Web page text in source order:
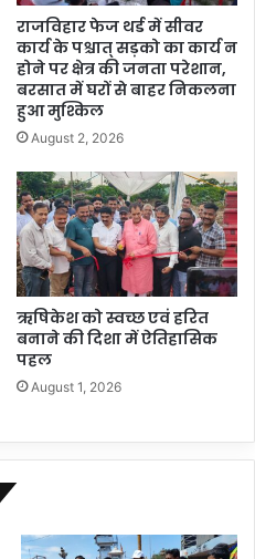
राजविहार फेज थर्ड में सीवर
कार्य के पश्चात् सड़को का कार्य न
होने पर क्षेत्र की जनता परेशान,
बरसात में घरों से बाहर निकलना
हुआ मुश्किल
August 2, 2026
ऋषिकेश को स्वच्छ एवं हरित
बनाने की दिशा में ऐतिहासिक
पहल
August 1, 2026